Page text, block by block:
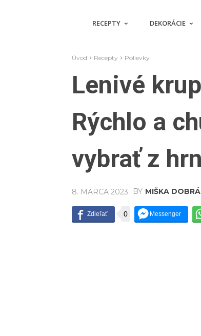
RECEPTY DEKORÁCIE
Úvod Recepty Polievky
Lenivé
Rýchlo a
vybrať z
8. MARCA 2023 BY MIŠKA
0